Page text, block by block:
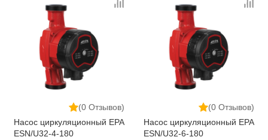
Узбекистана. На сайте регулярно проводятся акции,
позволяющие сократить затраты покупателей. При
этом компания и без того предлагает минимальные
для Ташкента цены на насосы для отопления
разных видов. К преимуществам ikarvon.uz также
относятся услуги опытных консультантов.
(0 Отзывов)
Насос циркуляционный EPA
ESN/U32-4-180
(0 Отзывов)
Насос циркуляционный EPA
ESN/U32-6-180